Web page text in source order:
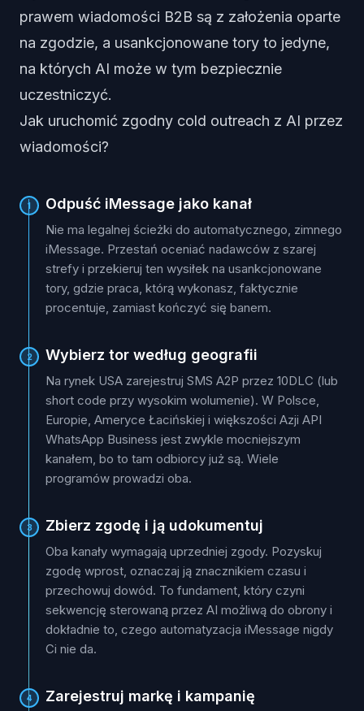
prawem wiadomości B2B są z założenia oparte
na zgodzie, a usankcjonowane tory to jedyne,
na których AI może w tym bezpiecznie
uczestniczyć.
Jak uruchomić zgodny cold outreach z AI przez
wiadomości?
1 Odpuść iMessage jako kanał
Nie ma legalnej ścieżki do automatycznego, zimnego
iMessage. Przestań oceniać nadawców z szarej
strefy i przekieruj ten wysiłek na usankcjonowane
tory, gdzie praca, którą wykonasz, faktycznie
procentuje, zamiast kończyć się banem.
2 Wybierz tor według geografii
Na rynek USA zarejestruj SMS A2P przez 10DLC (lub
short code przy wysokim wolumenie). W Polsce,
Europie, Ameryce Łacińskiej i większości Azji API
WhatsApp Business jest zwykle mocniejszym
kanałem, bo to tam odbiorcy już są. Wiele
programów prowadzi oba.
3 Zbierz zgodę i ją udokumentuj
Oba kanały wymagają uprzedniej zgody. Pozyskuj
zgodę wprost, oznaczaj ją znacznikiem czasu i
przechowuj dowód. To fundament, który czyni
sekwencję sterowaną przez AI możliwą do obrony i
dokładnie to, czego automatyzacja iMessage nigdy
Ci nie da.
4 Zarejestruj markę i kampanię